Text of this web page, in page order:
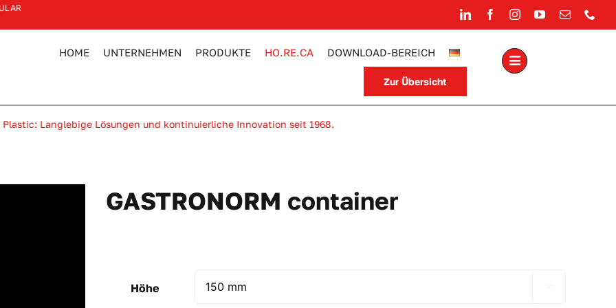
HOME UNTERNEHMEN PRODUKTE HO.RE.CA DOWNLOAD-BEREICH
Zur Übersicht
Plastic: Langlebige Lösungen und kontinuierliche Innovation seit 1968.
GASTRONORM container
Höhe